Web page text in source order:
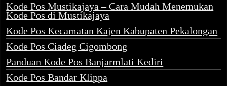
Kode Pos Mustikajaya – Cara Mudah Menemukan
Kode Pos di Mustikajaya
Kode Pos Kecamatan Kajen Kabupaten Pekalongan
Kode Pos Ciadeg Cigombong
Panduan Kode Pos Banjarmlati Kediri
Kode Pos Bandar Klippa